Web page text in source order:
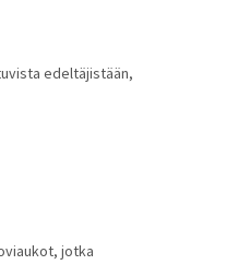
edeltäjistään,
jotka